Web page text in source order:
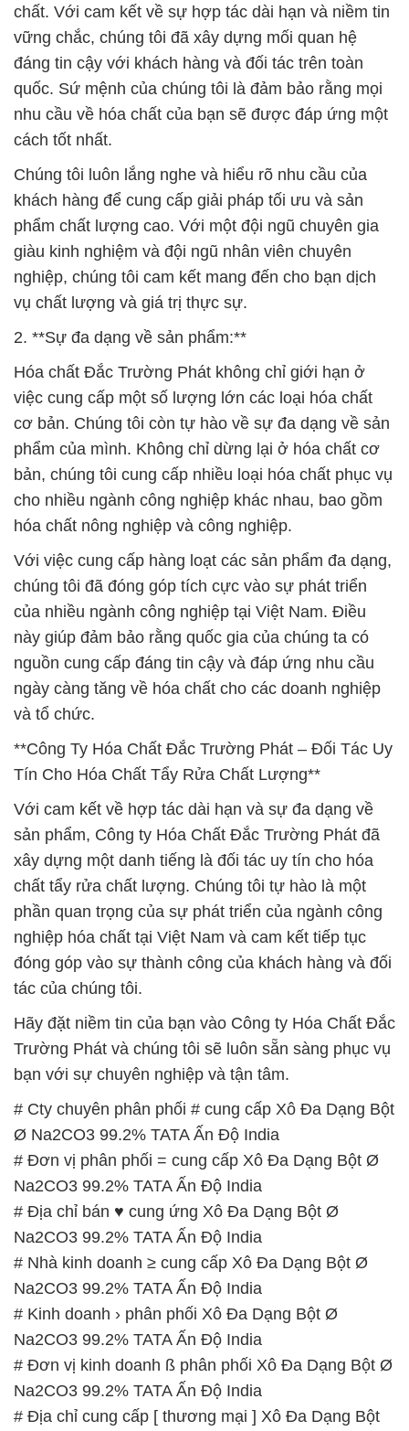
chất. Với cam kết về sự hợp tác dài hạn và niềm tin
vững chắc, chúng tôi đã xây dựng mối quan hệ
đáng tin cậy với khách hàng và đối tác trên toàn
quốc. Sứ mệnh của chúng tôi là đảm bảo rằng mọi
nhu cầu về hóa chất của bạn sẽ được đáp ứng một
cách tốt nhất.
Chúng tôi luôn lắng nghe và hiểu rõ nhu cầu của
khách hàng để cung cấp giải pháp tối ưu và sản
phẩm chất lượng cao. Với một đội ngũ chuyên gia
giàu kinh nghiệm và đội ngũ nhân viên chuyên
nghiệp, chúng tôi cam kết mang đến cho bạn dịch
vụ chất lượng và giá trị thực sự.
2. **Sự đa dạng về sản phẩm:**
Hóa chất Đắc Trường Phát không chỉ giới hạn ở
việc cung cấp một số lượng lớn các loại hóa chất
cơ bản. Chúng tôi còn tự hào về sự đa dạng về sản
phẩm của mình. Không chỉ dừng lại ở hóa chất cơ
bản, chúng tôi cung cấp nhiều loại hóa chất phục vụ
cho nhiều ngành công nghiệp khác nhau, bao gồm
hóa chất nông nghiệp và công nghiệp.
Với việc cung cấp hàng loạt các sản phẩm đa dạng,
chúng tôi đã đóng góp tích cực vào sự phát triển
của nhiều ngành công nghiệp tại Việt Nam. Điều
này giúp đảm bảo rằng quốc gia của chúng ta có
nguồn cung cấp đáng tin cậy và đáp ứng nhu cầu
ngày càng tăng về hóa chất cho các doanh nghiệp
và tổ chức.
**Công Ty Hóa Chất Đắc Trường Phát – Đối Tác Uy
Tín Cho Hóa Chất Tẩy Rửa Chất Lượng**
Với cam kết về hợp tác dài hạn và sự đa dạng về
sản phẩm, Công ty Hóa Chất Đắc Trường Phát đã
xây dựng một danh tiếng là đối tác uy tín cho hóa
chất tẩy rửa chất lượng. Chúng tôi tự hào là một
phần quan trọng của sự phát triển của ngành công
nghiệp hóa chất tại Việt Nam và cam kết tiếp tục
đóng góp vào sự thành công của khách hàng và đối
tác của chúng tôi.
Hãy đặt niềm tin của bạn vào Công ty Hóa Chất Đắc
Trường Phát và chúng tôi sẽ luôn sẵn sàng phục vụ
bạn với sự chuyên nghiệp và tận tâm.
# Cty chuyên phân phối # cung cấp Xô Đa Dạng Bột
Ø Na2CO3 99.2% TATA Ấn Độ India
# Đơn vị phân phối = cung cấp Xô Đa Dạng Bột Ø
Na2CO3 99.2% TATA Ấn Độ India
# Địa chỉ bán ♥ cung ứng Xô Đa Dạng Bột Ø
Na2CO3 99.2% TATA Ấn Độ India
# Nhà kinh doanh ≥ cung cấp Xô Đa Dạng Bột Ø
Na2CO3 99.2% TATA Ấn Độ India
# Kinh doanh › phân phối Xô Đa Dạng Bột Ø
Na2CO3 99.2% TATA Ấn Độ India
# Đơn vị kinh doanh ß phân phối Xô Đa Dạng Bột Ø
Na2CO3 99.2% TATA Ấn Độ India
# Địa chỉ cung cấp [ thương mại ] Xô Đa Dạng Bột